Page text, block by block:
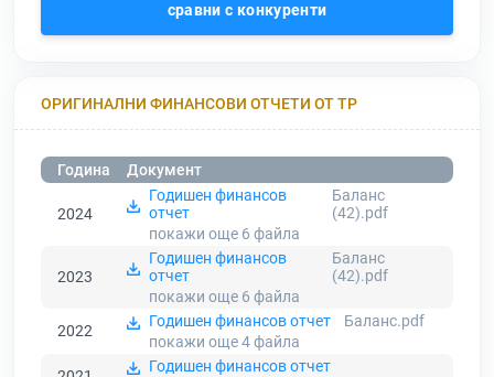
сравни с конкуренти
ОРИГИНАЛНИ ФИНАНСОВИ ОТЧЕТИ ОТ ТР
Година Документ
2024
Годишен финансов
отчет
Баланс
(42).pdf
покажи още 6 файла
2023
Годишен финансов
отчет
Баланс
(42).pdf
покажи още 6 файла
2022
Годишен финансов отчет
Баланс.pdf
покажи още 4файла
Годишен финансов отчет